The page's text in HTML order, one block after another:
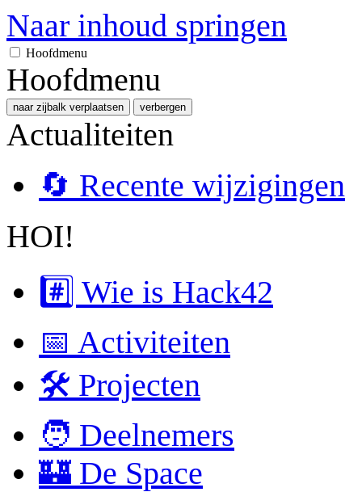
Naar inhoud springen
Hoofdmenu
Hoofdmenu
naar zijbalk verplaatsen verbergen
Actualiteiten
🔄 Recente wijzigingen
HOI!
#️⃣ Wie is Hack42
📅 Activiteiten
🛠 Projecten
🧑 Deelnemers
🏰 De Space